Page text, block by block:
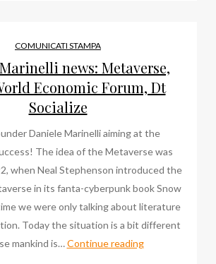
Dt
Socialize
COMUNICATI STAMPA
news: Metaverse,
Economic Forum, Dt
Socialize
Daniele Marinelli aiming at the
The idea of the Metaverse was
when Neal Stephenson introduced the
in its fanta-cyberpunk book Snow
we were only talking about literature
Today the situation is a bit different
mankind is…Continue readingDaniele